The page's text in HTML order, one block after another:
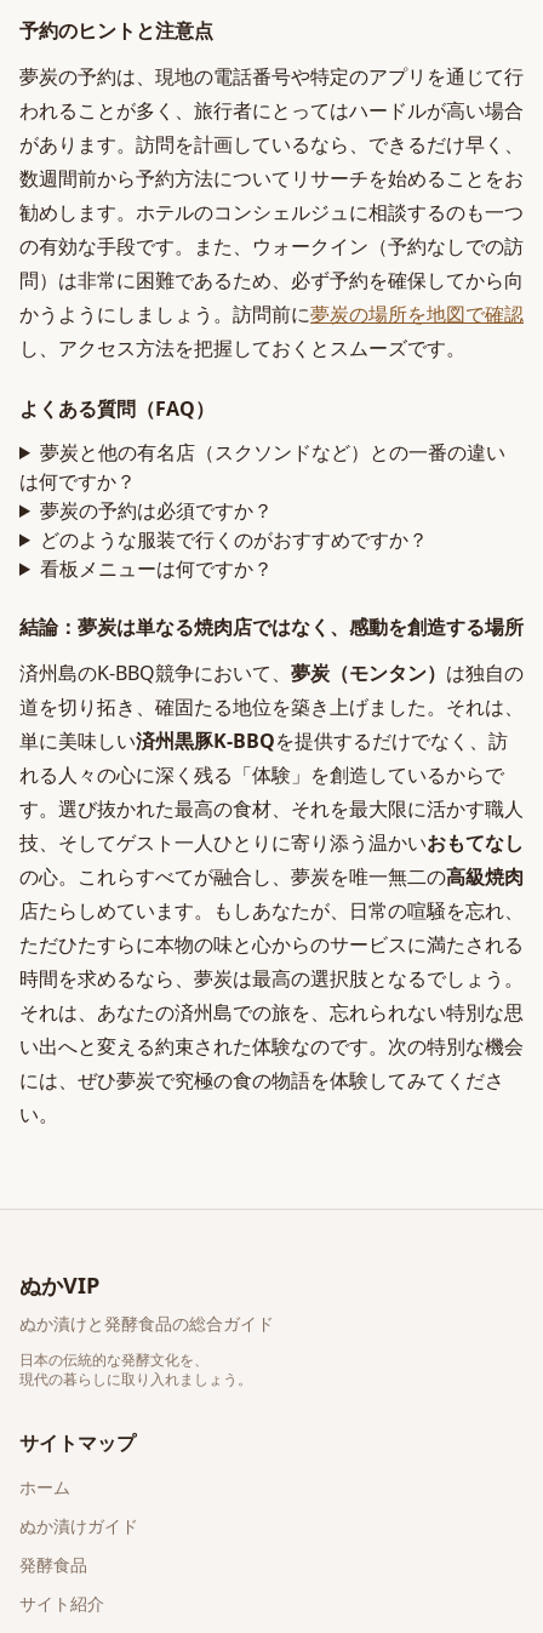
予約のヒントと注意点
夢炭の予約は、現地の電話番号や特定のアプリを通じて行
われることが多く、旅行者にとってはハードルが高い場合
があります。訪問を計画しているなら、できるだけ早く、
数週間前から予約方法についてリサーチを始めることをお
勧めします。ホテルのコンシェルジュに相談するのも一つ
の有効な手段です。また、ウォークイン（予約なしでの訪
問）は非常に困難であるため、必ず予約を確保してから向
かうようにしましょう。訪問前に夢炭の場所を地図で確認
し、アクセス方法を把握しておくとスムーズです。
よくある質問（FAQ）
夢炭と他の有名店（スクソンドなど）との一番の違い
は何ですか？
夢炭の予約は必須ですか？
どのような服装で行くのがおすすめですか？
看板メニューは何ですか？
結論：夢炭は単なる焼肉店ではなく、感動を創造する場所
済州島のK-BBQ競争において、 夢炭（モンタン） は独自の
道を切り拓き、確固たる地位を築き上げました。それは、
単に美味しい済州黒豚K-BBQを提供するだけでなく、訪
れる人々の心に深く残る「体験」を創造しているからで
す。選び抜かれた最高の食材、それを最大限に活かす職人
技、そしてゲスト一人ひとりに寄り添う温かいおもてなし
の心。これらすべてが融合し、夢炭を唯一無二の高級焼肉
店たらしめています。もしあなたが、日常の喧騒を忘れ、
ただひたすらに本物の味と心からのサービスに満たされる
時間を求めるなら、夢炭は最高の選択肢となるでしょう。
それは、あなたの済州島での旅を、忘れられない特別な思
い出へと変える約束された体験なのです。次の特別な機会
には、ぜひ夢炭で究極の食の物語を体験してみてくださ
い。
ぬかVIP
ぬか漬けと発酵食品の総合ガイド
日本の伝統的な発酵文化を、
現代の暮らしに取り入れましょう。
サイトマップ
ホーム
ぬか漬けガイド
発酵食品
サイト紹介